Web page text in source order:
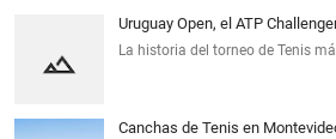
Uruguay Open, el ATP
La historia del torneo de Tenis
Canchas de Tenis en